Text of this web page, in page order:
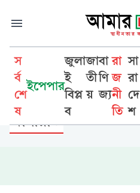
স
র্ব
শে
ষ
ইপেপার
জুলা
ই
বিপ্ল
ব
জা
তী
য়
বা
ণি
জ্য
রা
জ
নী
তি
সা
রা
দে
শ
রাজনীতি
জামায়াত